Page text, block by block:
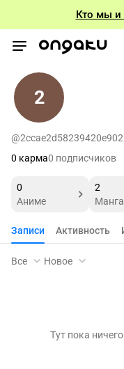
Кто мы и
2
0 карма0 подписчиков
0
Аниме
2
Манга
Записи Активность
Все Новое
Тут пока